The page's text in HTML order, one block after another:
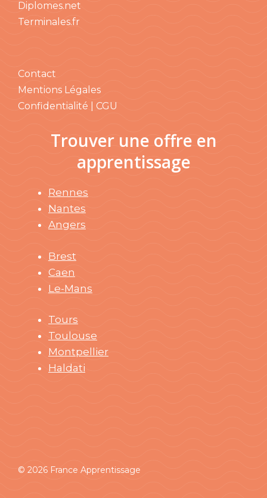
Diplomes.net
Terminales.fr
Contact
Mentions Légales
Confidentialité | CGU
Trouver une offre en
apprentissage
Rennes
Nantes
Angers
Brest
Caen
Le-Mans
Tours
Toulouse
Montpellier
Haldati
© 2026 France Apprentissage